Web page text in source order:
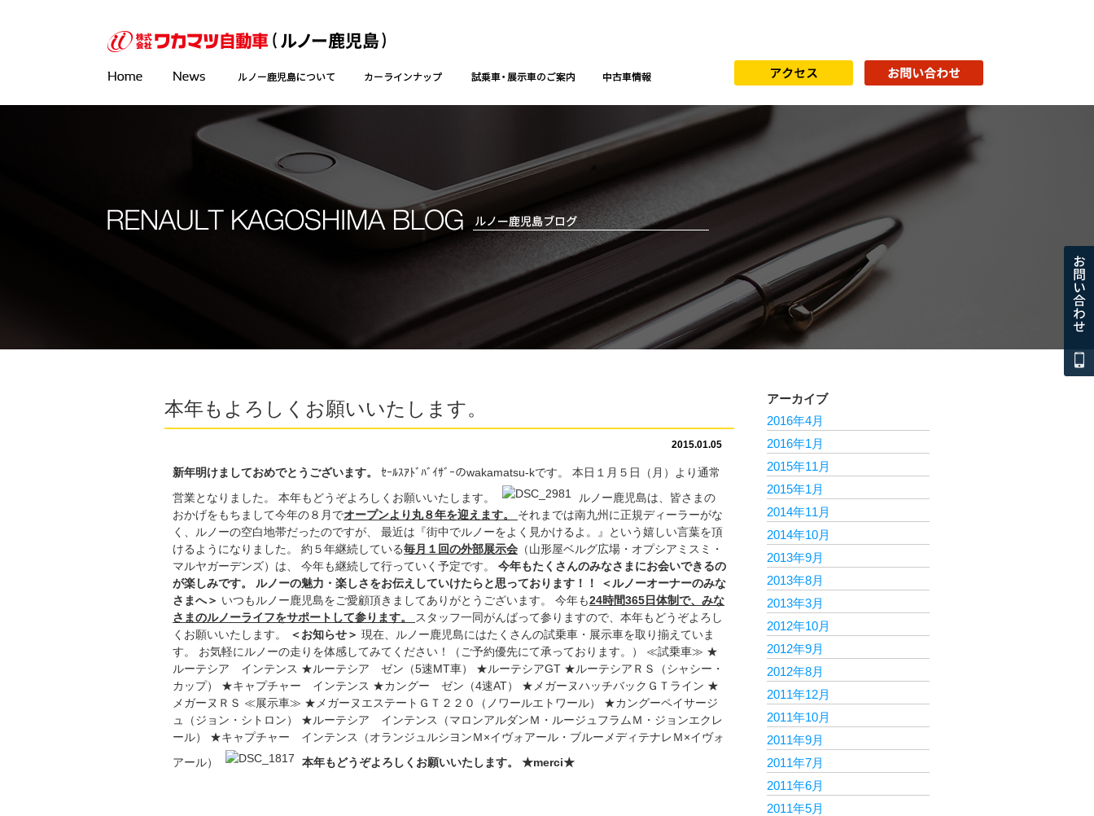
本年もよろしくお願いいたします。
2015.01.05
新年明けましておめでとうございます。 ｾｰﾙｽｱﾄﾞﾊﾞｲｻﾞｰのwakamatsu-kです。 本日１月５日（月）より通常
営業となりました。 本年もどうぞよろしくお願いいたします。
ルノー鹿児島は、皆さまの
おかげをもちまして今年の８月でオープンより丸８年を迎えます。 それまでは南九州に正規ディーラーがな
く、ルノーの空白地帯だったのですが、 最近は『街中でルノーをよく見かけるよ。』という嬉しい言葉を頂
けるようになりました。 約５年継続している毎月１回の外部展示会 （山形屋ベルグ広場・オプシアミスミ・
マルヤガーデンズ）は、 今年も継続して行っていく予定です。 今年もたくさんのみなさまにお会いできるの
が楽しみです。 ルノーの魅力・楽しさをお伝えしていけたらと思っております！！
＜ルノーオーナーのみな
さまへ＞ いつもルノー鹿児島をご愛顧頂きましてありがとうございます。 今年も24時間365日体制で、みな
さまのルノーライフをサポートして参ります。
スタッフ一同がんばって参りますので、本年もどうぞよろし
くお願いいたします。
＜お知らせ＞ 現在、ルノー鹿児島にはたくさんの試乗車・展示車を取り揃えていま
す。 お気軽にルノーの走りを体感してみてください！（ご予約優先にて承っております。） ≪試乗車≫ ★
ルーテシア インテンス ★ルーテシア ゼン（5速MT車） ★ルーテシアGT ★ルーテシアＲＳ（シャシー・
カップ） ★キャプチャー インテンス ★カングー ゼン（4速AT） ★メガーヌハッチバックＧＴライン ★
メガーヌＲＳ ≪展示車≫ ★メガーヌエステートＧＴ２２０（ノワールエトワール） ★カングーペイサージ
ュ（ジョン・シトロン） ★ルーテシア インテンス（マロンアルダンＭ・ルージュフラムＭ・ジョンエクレ
ール） ★キャプチャー インテンス（オランジュルシヨンＭ×イヴォアール・ブルーメディテナレＭ×イヴォ
アール）
本年もどうぞよろしくお願いいたします。 ★merci★
アーカイブ
2016年4月
2016年1月
2015年11月
2015年1月
2014年11月
2014年10月
2013年9月
2013年8月
2013年3月
2012年10月
2012年9月
2012年8月
2011年12月
2011年10月
2011年9月
2011年7月
2011年6月
2011年5月